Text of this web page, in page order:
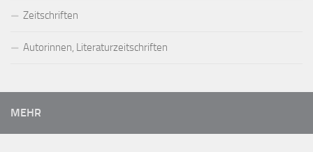
Zeitschriften
Autorinnen, Literaturzeitschriften
MEHR